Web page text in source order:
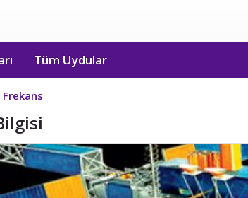
Tüm Uydular
Frekans